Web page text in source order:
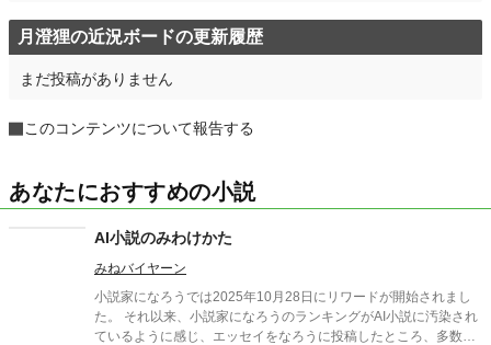
月澄狸の近況ボードの更新履歴
まだ投稿がありません
このコンテンツについて報告する
あなたにおすすめの小説
AI小説のみわけかた
みねバイヤーン
小説家になろうでは2025年10月28日にリワードが開始されまし
た。 それ以来、小説家になろうのランキングがAI小説に汚染され
ているように感じ、エッセイをなろうに投稿したところ、多数の